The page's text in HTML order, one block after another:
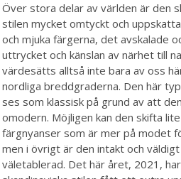
Över stora delar av världen är den
stilen mycket omtyckt och
och mjuka färgerna, det avskalade
uttrycket och känslan av närhet till
värdesätts alltså inte bara av oss
nordliga breddgraderna. Den här
ses som klassisk på grund av att
omodern. Möjligen kan den skifta lite
färgnyanser som är mer på modet
men i övrigt är den intakt och väldigt
väletablerad. Det här året, 2021, har